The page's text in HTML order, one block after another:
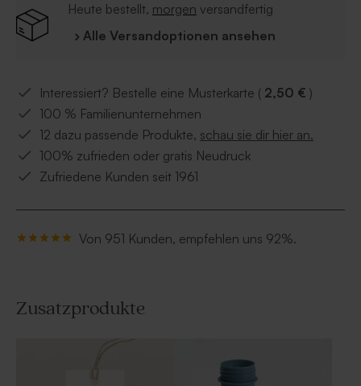
Heute bestellt, morgen versandfertig
› Alle Versandoptionen ansehen
Interessiert? Bestelle eine Musterkarte ( 2,50 € )
100 % Familienunternehmen
12 dazu passende Produkte, schau sie dir hier an.
100% zufrieden oder gratis Neudruck
Zufriedene Kunden seit 1961
Von 951 Kunden, empfehlen uns 92%.
Zusatzprodukte